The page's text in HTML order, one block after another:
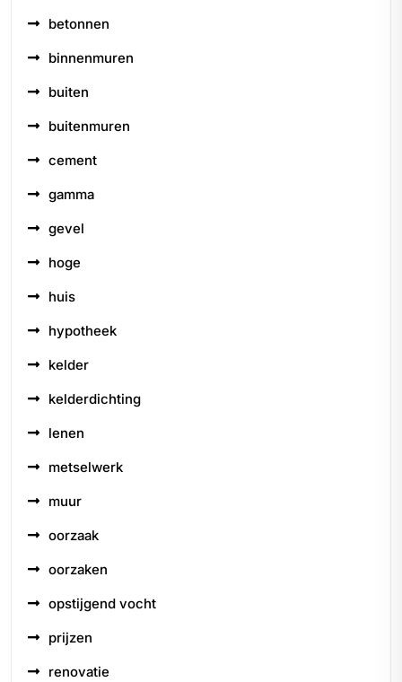
betonnen
binnenmuren
buiten
buitenmuren
cement
gamma
gevel
hoge
huis
hypotheek
kelder
kelderdichting
lenen
metselwerk
muur
oorzaak
oorzaken
opstijgend vocht
prijzen
renovatie